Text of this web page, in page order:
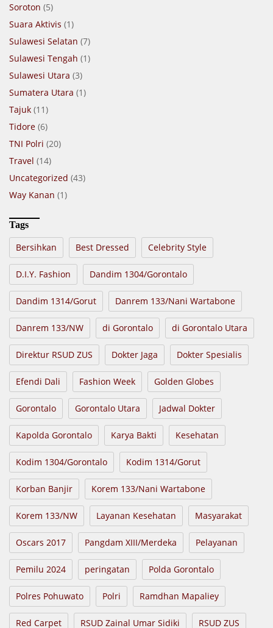
Soroton (5)
Suara Aktivis (1)
Sulawesi Selatan (7)
Sulawesi Tengah (1)
Sulawesi Utara (3)
Sumatera Utara (1)
Tajuk (11)
Tidore (6)
TNI Polri (20)
Travel (14)
Uncategorized (43)
Way Kanan (1)
Tags
Bersihkan Best Dressed Celebrity Style
D.I.Y. Fashion Dandim 1304/Gorontalo
Dandim 1314/Gorut Danrem 133/Nani Wartabone
Danrem 133/NW di Gorontalo di Gorontalo Utara
Direktur RSUD ZUS Dokter Jaga Dokter Spesialis
Efendi Dali Fashion Week Golden Globes
Gorontalo Gorontalo Utara Jadwal Dokter
Kapolda Gorontalo Karya Bakti Kesehatan
Kodim 1304/Gorontalo Kodim 1314/Gorut
Korban Banjir Korem 133/Nani Wartabone
Korem 133/NW Layanan Kesehatan Masyarakat
Oscars 2017 Pangdam XIII/Merdeka Pelayanan
Pemilu 2024 peringatan Polda Gorontalo
Polres Pohuwato Polri Ramdhan Mapaliey
Red Carpet RSUD Zainal Umar Sidiki RSUD ZUS